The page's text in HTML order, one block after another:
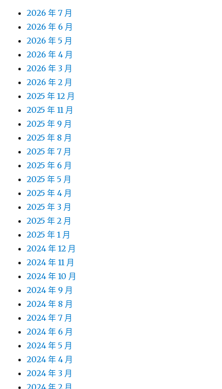
2026 年 7 月
2026 年 6 月
2026 年 5 月
2026 年 4 月
2026 年 3 月
2026 年 2 月
2025 年 12 月
2025 年 11 月
2025 年 9 月
2025 年 8 月
2025 年 7 月
2025 年 6 月
2025 年 5 月
2025 年 4 月
2025 年 3 月
2025 年 2 月
2025 年 1 月
2024 年 12 月
2024 年 11 月
2024 年 10 月
2024 年 9 月
2024 年 8 月
2024 年 7 月
2024 年 6 月
2024 年 5 月
2024 年 4 月
2024 年 3 月